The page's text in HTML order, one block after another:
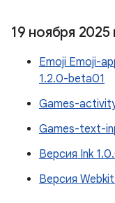
19 ноября 2025
Emoji Emoji-
1.2.0-beta01
Games-
Games-text-
Версия Ink
Версия